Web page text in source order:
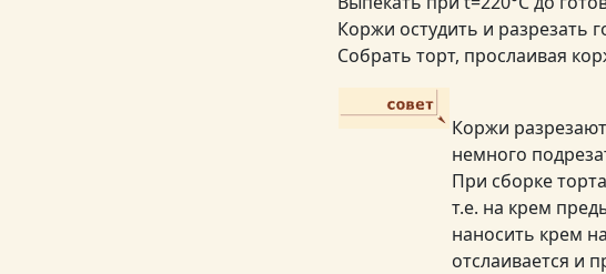
Коржи остудить и разрезать
Собрать торт, прослаивая
Коржи
немного
При сборке
т.е. на крем
наносить крем
отслаивается и